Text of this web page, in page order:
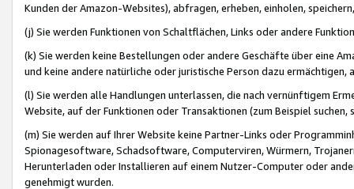
Kunden der Amazon-Websites), abfragen, erheben, einholen,
(j) Sie werden Funktionen von Schaltflächen, Links oder andere
(k) Sie werden keine Bestellungen oder andere Geschäfte über eine
und keine andere natürliche oder juristische Person dazu
(l) Sie werden alle Handlungen unterlassen, die nach vernünftigem
Website, auf der Funktionen oder Transaktionen (zum Beispiel
(m) Sie werden auf Ihrer Website keine Partner-Links oder
Spionagesoftware, Schadsoftware, Computerviren, Würmern,
Herunterladen oder Installieren auf einem Nutzer-Computer oder
genehmigt wurden.